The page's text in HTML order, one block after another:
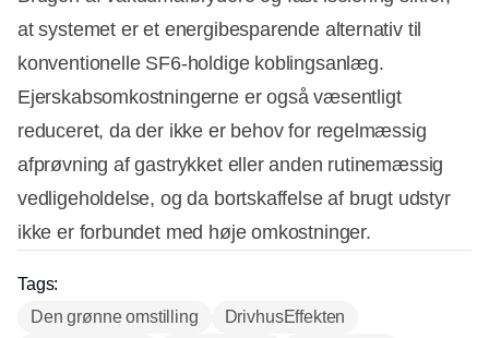
at systemet er et energibesparende alternativ til
konventionelle SF6-holdige koblingsanlæg.
Ejerskabsomkostningerne er også væsentligt
reduceret, da der ikke er behov for regelmæssig
afprøvning af gastrykket eller anden rutinemæssig
vedligeholdelse, og da bortskaffelse af brugt udstyr
ikke er forbundet med høje omkostninger.
Tags:
Den grønne omstilling
DrivhusEffekten